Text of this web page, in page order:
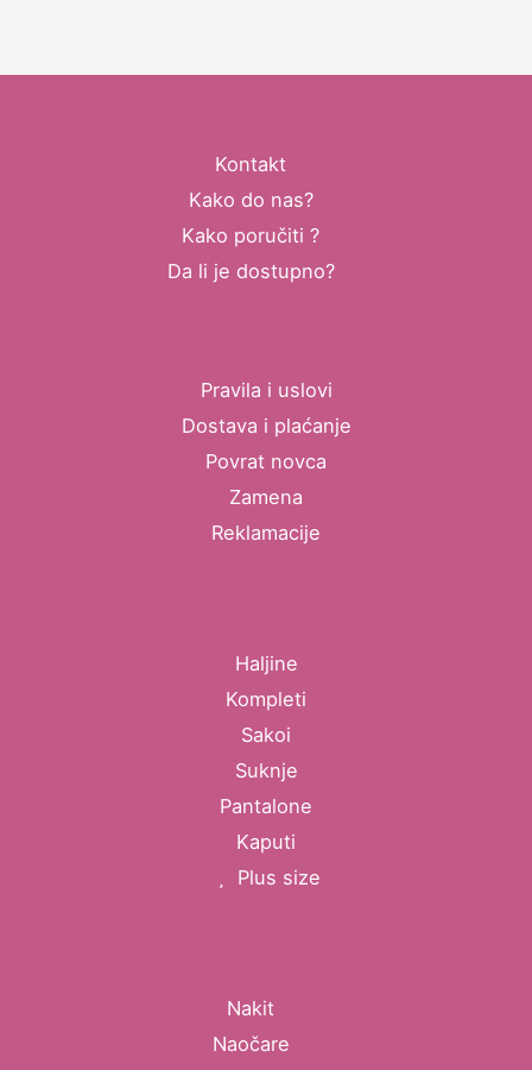
Kontakt
Kako do nas?
Kako poručiti ?
Da li je dostupno?
Pravila i uslovi
Dostava i plaćanje
Povrat novca
Zamena
Reklamacije
Haljine
Kompleti
Sakoi
Suknje
Pantalone
Kaputi
Plus size
Nakit
Naočare